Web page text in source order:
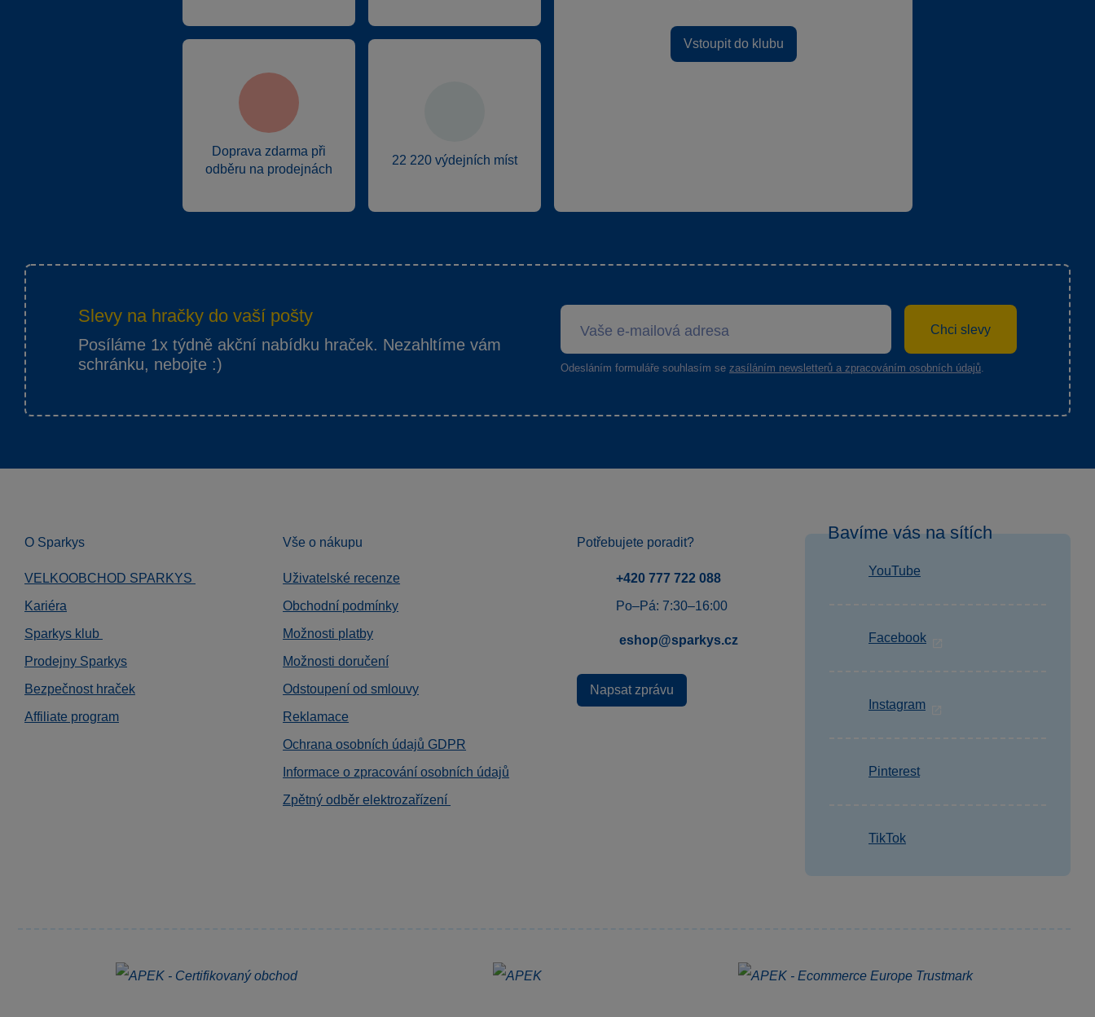
Doprava zdarma při
odběru na prodejnách
22 220 výdejních míst
Vstoupit do klubu
Slevy na hračky do vaší pošty
Posíláme 1x týdně akční nabídku hraček. Nezahltíme vám
schránku, nebojte :)
Chci slevy
Odesláním formuláře souhlasím se zasíláním newsletterů a zpracováním osobních údajů
O Sparkys
VELKOOBCHOD SPARKYS
Kariéra
Sparkys klub
Prodejny Sparkys
Bezpečnost hraček
Affiliate program
Vše o nákupu
Uživatelské recenze
Obchodní podmínky
Možnosti platby
Možnosti doručení
Odstoupení od smlouvy
Reklamace
Ochrana osobních údajů GDPR
Informace o zpracování osobních údajů
Zpětný odběr elektrozařízení
Potřebujete poradit?
+420 777 722 088
Po–Pá: 7:30–16:00
eshop@sparkys.cz
Napsat zprávu
Bavíme vás na sítích
YouTube
Facebook
Instagram
Pinterest
TikTok